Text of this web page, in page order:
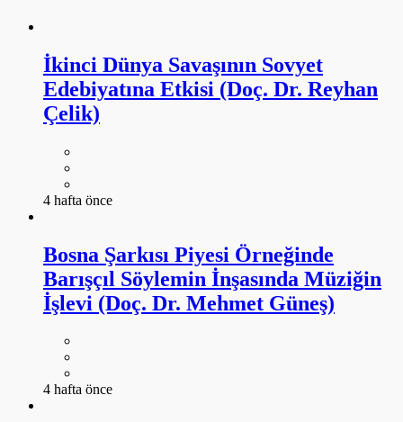
İkinci Dünya Savaşının Sovyet
Edebiyatına Etkisi (Doç. Dr. Reyhan
Çelik)
4 hafta önce
Bosna Şarkısı Piyesi Örneğinde
Barışçıl Söylemin İnşasında Müziğin
İşlevi (Doç. Dr. Mehmet Güneş)
4 hafta önce